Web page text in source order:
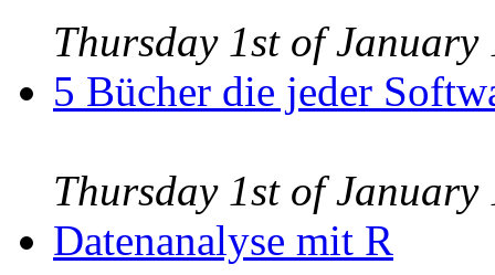
Thursday 1st of
5 Bücher die jeder
Thursday 1st of
Datenanalyse mit R